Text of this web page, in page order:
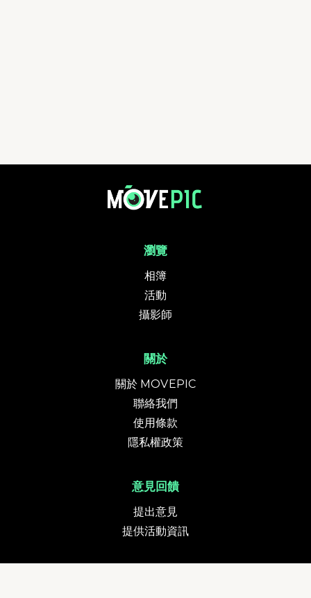
瀏覽
相簿
活動
攝影師
關於
關於 MOVEPIC
聯絡我們
使用條款
隱私權政策
意見回饋
提出意見
提供活動資訊